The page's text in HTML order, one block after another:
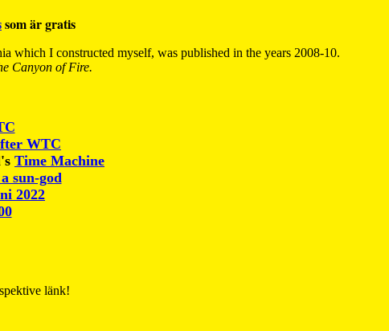
som är gratis
which I constructed myself, was published in the years 2008-10.
Canyon of Fire.
WTC
Time Machine
sun-god
2022
länk!